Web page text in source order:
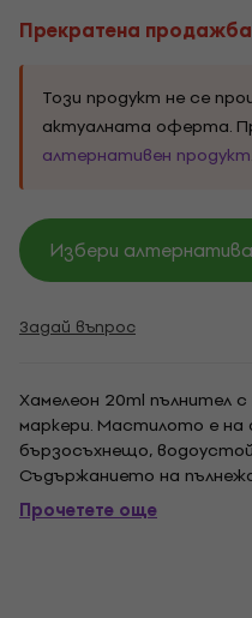
Прекратена продажба
Този продукт не се
актуалната оферта.
алтернативен продукт
Избери
Задай въпрос
Хамелеон 20ml пълнител
маркери. Мастилото е на
бързосъхнещо,
Съдържанието на
пълнежи. Опаковката
да процедирате при
Прочетете още